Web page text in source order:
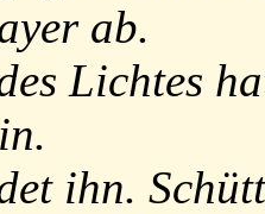
ab.
Lichtes
ihn.